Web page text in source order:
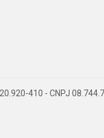
410 - CNPJ